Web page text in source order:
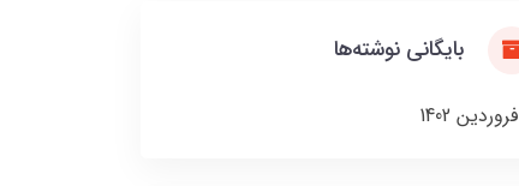
بایگانی نوشته‌ها
فروردین 1402